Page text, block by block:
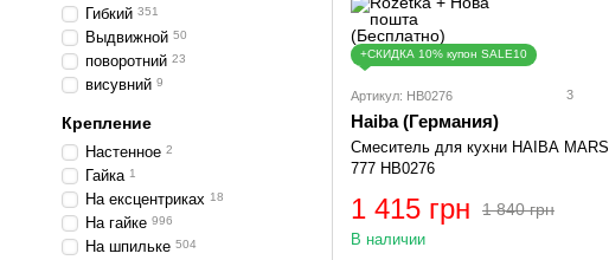
+СКИДКА 10% купон SALE10
Артикул: HB0276 3
Haiba (Германия)
Смеситель для кухни HAIBA MARS
777 HB0276
1 840 грн
1 415 грн
В наличии
Гибкий 351
Выдвижной 50
поворотний 23
висувний 9
Крепление
Настенное 2
Гайка 1
На ексцентриках 18
На гайке 996
На шпильке 504